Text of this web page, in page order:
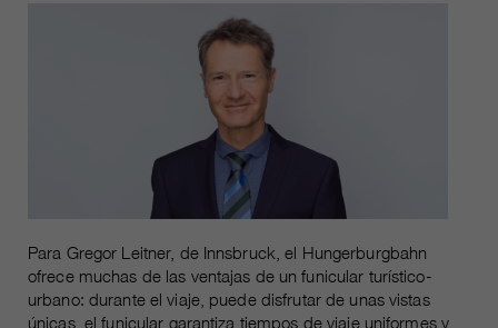
Para Gregor Leitner, de Innsbruck, el Hungerburgbahn
ofrece muchas de las ventajas de un funicular turístico-
urbano: durante el viaje, puede disfrutar de unas vistas
únicas, el funicular garantiza tiempos de viaje uniformes y